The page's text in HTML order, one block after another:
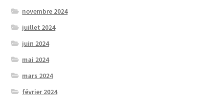
novembre 2024
juillet 2024
juin 2024
mai 2024
mars 2024
février 2024